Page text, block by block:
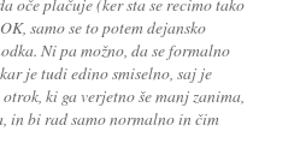
samo se to potem dejansko
Ni pa možno, da se formalno
je tudi edino smiselno, saj je
ki ga verjetno še manj zanima,
in bi rad samo normalno in čim